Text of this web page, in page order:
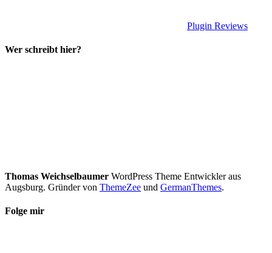
Plugin Reviews
Wer schreibt hier?
Thomas Weichselbaumer WordPress Theme Entwickler aus
Augsburg. Gründer von ThemeZee und GermanThemes.
Folge mir